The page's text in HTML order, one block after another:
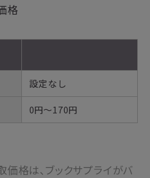
格
設定なし
0円～170円
格は、ブックサプライがバ